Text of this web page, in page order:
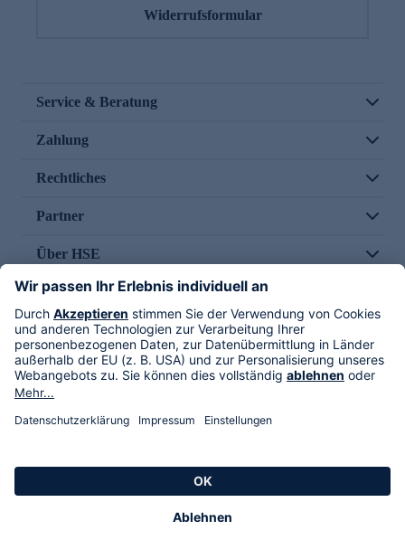
Widerrufsformular
Service & Beratung
Zahlung
Rechtliches
Partner
Über HSE
Im TV
HSE International